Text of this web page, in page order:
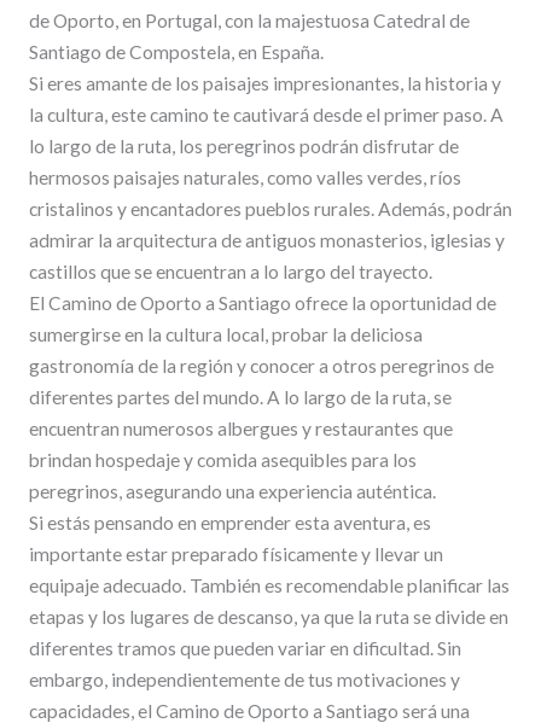
de Oporto, en Portugal, con la majestuosa Catedral de
Santiago de Compostela, en España.
Si eres amante de los paisajes impresionantes, la historia y
la cultura, este camino te cautivará desde el primer paso. A
lo largo de la ruta, los peregrinos podrán disfrutar de
hermosos paisajes naturales, como valles verdes, ríos
cristalinos y encantadores pueblos rurales. Además, podrán
admirar la arquitectura de antiguos monasterios, iglesias y
castillos que se encuentran a lo largo del trayecto.
El Camino de Oporto a Santiago ofrece la oportunidad de
sumergirse en la cultura local, probar la deliciosa
gastronomía de la región y conocer a otros peregrinos de
diferentes partes del mundo. A lo largo de la ruta, se
encuentran numerosos albergues y restaurantes que
brindan hospedaje y comida asequibles para los
peregrinos, asegurando una experiencia auténtica.
Si estás pensando en emprender esta aventura, es
importante estar preparado físicamente y llevar un
equipaje adecuado. También es recomendable planificar las
etapas y los lugares de descanso, ya que la ruta se divide en
diferentes tramos que pueden variar en dificultad. Sin
embargo, independientemente de tus motivaciones y
capacidades, el Camino de Oporto a Santiago será una